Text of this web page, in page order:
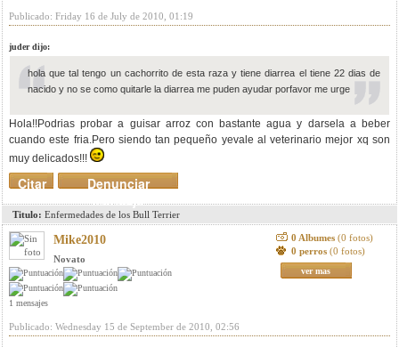
Publicado: Friday 16 de July de 2010, 01:19
juder dijo:
hola que tal tengo un cachorrito de esta raza y tiene diarrea el tiene 22 dias de
nacido y no se como quitarle la diarrea me puden ayudar porfavor me urge
Hola!!Podrias probar a guisar arroz con bastante agua y darsela a beber
cuando este fria.Pero siendo tan pequeño yevale al veterinario mejor xq son
muy delicados!!!
Denunciar
mensaje
Citar
Titulo: Enfermedades de los Bull Terrier
Mike2010
Novato
1 mensajes
0 Albumes (0 fotos)
0 perros (0 fotos)
ver mas
Publicado: Wednesday 15 de September de 2010, 02:56